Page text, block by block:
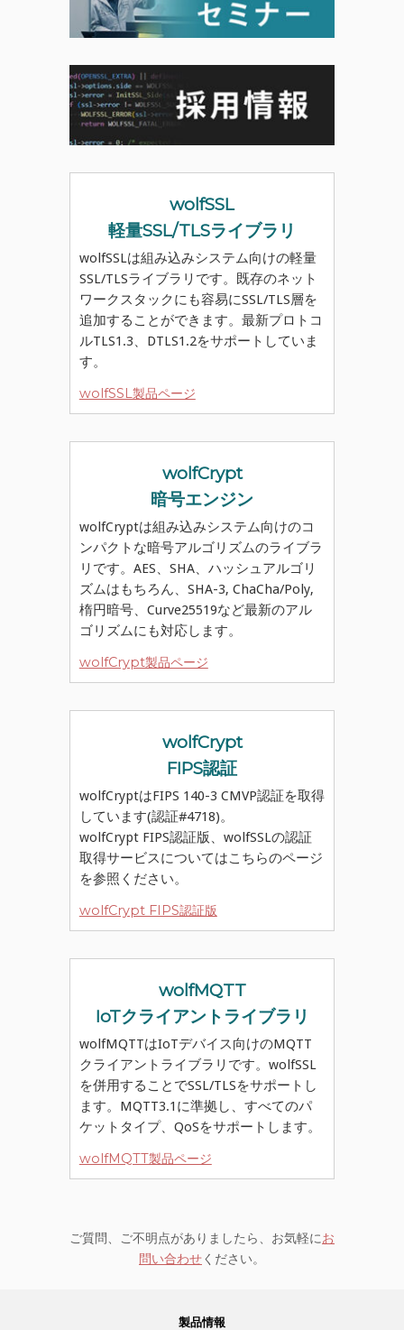
wolfSSL
軽量SSL/TLSライブラリ
wolfSSLは組み込みシステム向けの軽量
SSL/TLSライブラリです。既存のネット
ワークスタックにも容易にSSL/TLS層を
追加することができます。最新プロトコ
ルTLS1.3、DTLS1.2をサポートしていま
す。
wolfSSL製品ページ
wolfCrypt
暗号エンジン
wolfCryptは組み込みシステム向けのコ
ンパクトな暗号アルゴリズムのライブラ
リです。AES、SHA、ハッシュアルゴリ
ズムはもちろん、SHA-3, ChaCha/Poly,
楕円暗号、Curve25519など最新のアル
ゴリズムにも対応します。
wolfCrypt製品ページ
wolfCrypt
FIPS認証
wolfCryptはFIPS 140-3 CMVP認証を取得
しています(認証#4718)。
wolfCrypt FIPS認証版、wolfSSLの認証
取得サービスについてはこちらのページ
を参照ください。
wolfCrypt FIPS認証版
wolfMQTT
IoTクライアントライブラリ
wolfMQTTはIoTデバイス向けのMQTT
クライアントライブラリです。wolfSSL
を併用することでSSL/TLSをサポートし
ます。MQTT3.1に準拠し、すべてのパ
ケットタイプ、QoSをサポートします。
wolfMQTT製品ページ
ご質問、ご不明点がありましたら、お気軽にお
問い合わせください。
製品情報